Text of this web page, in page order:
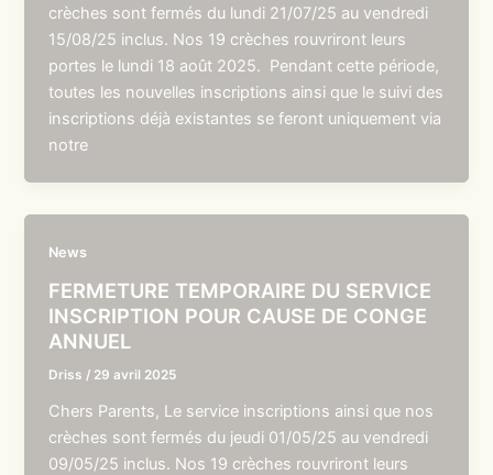
crèches sont fermés du lundi 21/07/25 au vendredi
15/08/25 inclus. Nos 19 crèches rouvriront leurs
portes le lundi 18 août 2025. Pendant cette période,
toutes les nouvelles inscriptions ainsi que le suivi des
inscriptions déjà existantes se feront uniquement via
notre
News
FERMETURE TEMPORAIRE DU SERVICE
INSCRIPTION POUR CAUSE DE CONGE
ANNUEL
Driss / 29 avril 2025
Chers Parents, Le service inscriptions ainsi que nos
crèches sont fermés du jeudi 01/05/25 au vendredi
09/05/25 inclus. Nos 19 crèches rouvriront leurs